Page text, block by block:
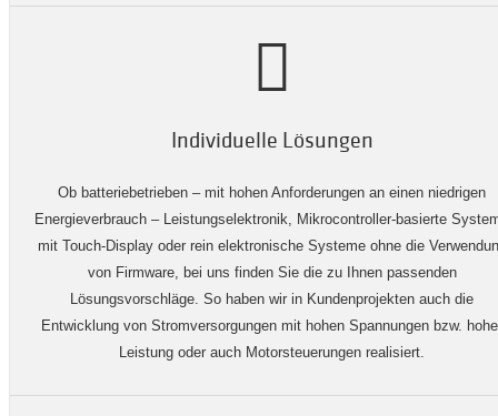
Individuelle Lösungen
Ob batteriebetrieben – mit hohen Anforderungen an einen niedrigen
Energieverbrauch – Leistungselektronik, Mikrocontroller-basierte
mit Touch-Display oder rein elektronische Systeme ohne die
von Firmware, bei uns finden Sie die zu Ihnen passenden
Lösungsvorschläge. So haben wir in Kundenprojekten auch die
Entwicklung von Stromversorgungen mit hohen Spannungen bzw.
Leistung oder auch Motorsteuerungen realisiert.